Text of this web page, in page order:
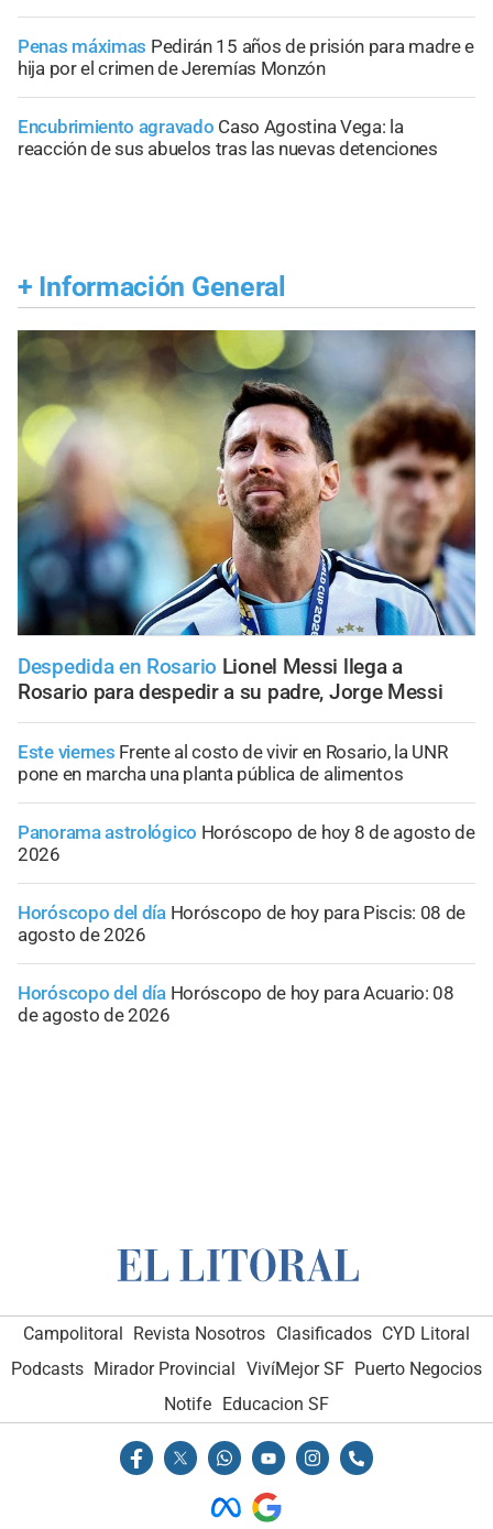
Penas máximas Pedirán 15 años de prisión para madre e
hija por el crimen de Jeremías Monzón
Encubrimiento agravado Caso Agostina Vega: la
reacción de sus abuelos tras las nuevas detenciones
+ Información General
Despedida en Rosario Lionel Messi llega a
Rosario para despedir a su padre, Jorge Messi
Este viernes Frente al costo de vivir en Rosario, la UNR
pone en marcha una planta pública de alimentos
Panorama astrológico Horóscopo de hoy 8 de agosto de
2026
Horóscopo del día Horóscopo de hoy para Piscis: 08 de
agosto de 2026
Horóscopo del día Horóscopo de hoy para Acuario: 08
de agosto de 2026
Campolitoral Revista Nosotros Clasificados CYD Litoral
Podcasts Mirador Provincial VivíMejor SF Puerto Negocios
Notife
Educacion SF